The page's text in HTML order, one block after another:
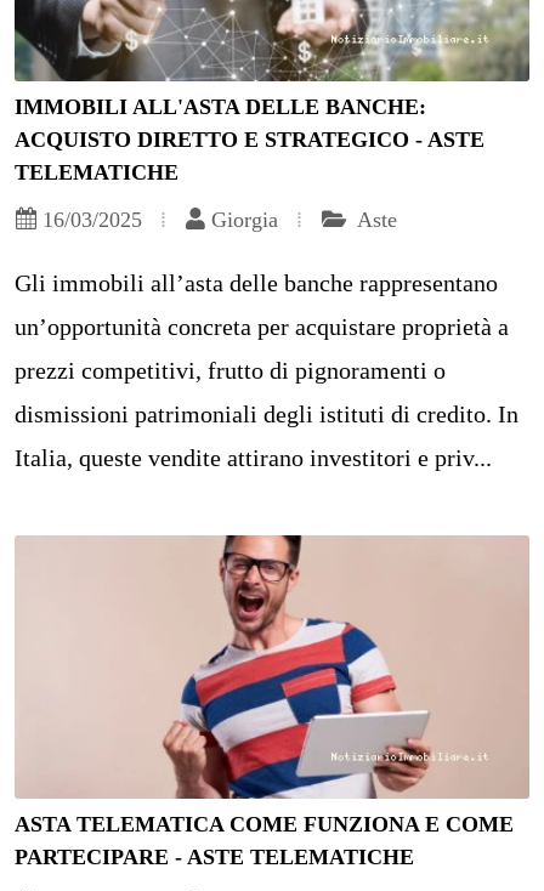
IMMOBILI ALL'ASTA DELLE BANCHE:
ACQUISTO DIRETTO E STRATEGICO - ASTE
TELEMATICHE
16/03/2025
Giorgia Aste
Gli immobili all’asta delle banche rappresentano
un’opportunità concreta per acquistare proprietà a
prezzi competitivi, frutto di pignoramenti o
dismissioni patrimoniali degli istituti di credito. In
Italia, queste vendite attirano investitori e priv...
ASTA TELEMATICA COME FUNZIONA E COME
PARTECIPARE - ASTE TELEMATICHE